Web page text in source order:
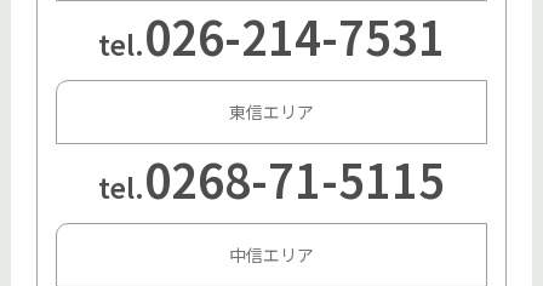
tel.026-214-7531
東信エリア
tel.0268-71-5115
中信エリア